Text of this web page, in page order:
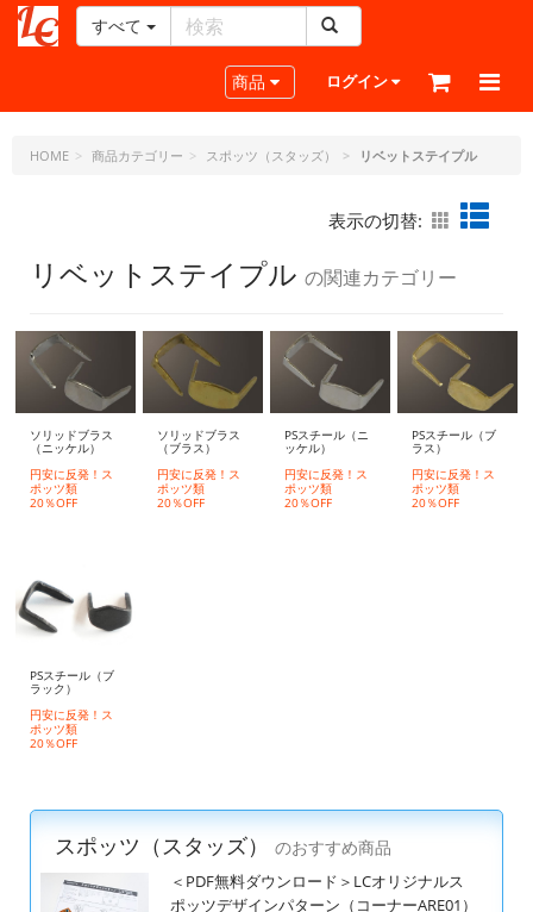
ー
ラ
ッ
ト・
ェ
ー
ピ
ー
すべて
Toggle navigation
商品 ログイン
HOME 商品カテゴリー スポッツ（スタッズ） リベットステイプル
表示の切替:
リベットステイプル の関連カテゴリー
ソリッドブラス
（ニッケル）
円安に反発！ス
ポッツ類
20％OFF
ソリッドブラス
（ブラス）
円安に反発！ス
ポッツ類
20％OFF
PSスチール（ニ
ッケル）
円安に反発！ス
ポッツ類
20％OFF
PSスチール（ブ
ラス）
円安に反発！ス
ポッツ類
20％OFF
PSスチール（ブ
ラック）
円安に反発！ス
ポッツ類
20％OFF
スポッツ（スタッズ）
のおすすめ商品
＜PDF無料ダウンロード＞LCオリジナルス
ポッツデザインパターン（コーナーARE01）